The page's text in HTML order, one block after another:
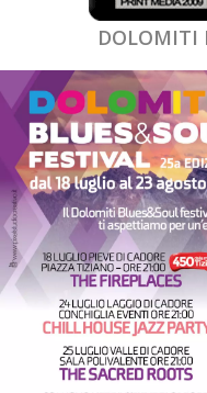
DOLOMITI